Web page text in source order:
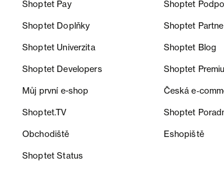
Shoptet Pay Shoptet
Shoptet Doplňky Shoptet
Shoptet Univerzita Shoptet Blog
Shoptet Developers Shoptet
Můj první e-shop Česká
Shoptet.TV Shoptet
Obchodiště Eshopiště
Shoptet Status